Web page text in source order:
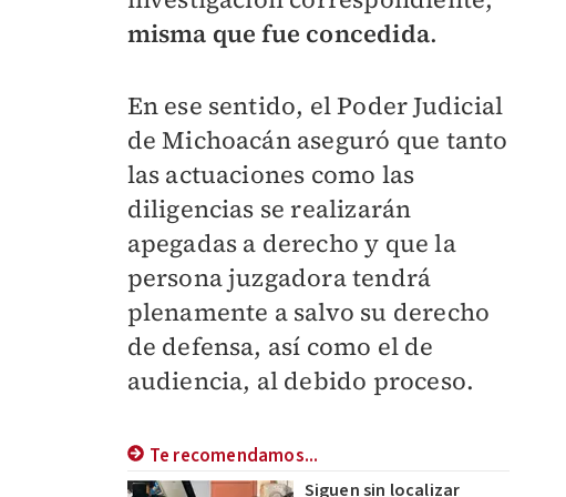
misma que fue concedida.
En ese sentido, el Poder Judicial
de Michoacán aseguró que tanto
las actuaciones como las
diligencias se realizarán
apegadas a derecho y que la
persona juzgadora tendrá
plenamente a salvo su derecho
de defensa, así como el de
audiencia, al debido proceso.
Te recomendamos...
Siguen sin localizar